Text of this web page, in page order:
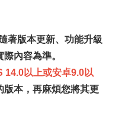
著版本更新、功能升級
內容為準。
14.0以上或安卓9.0以
版本，再麻煩您將其更